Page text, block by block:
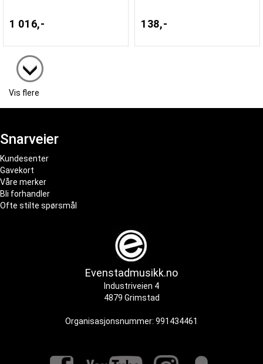
1 016,- 138,-
Vis flere
Snarveier
Kundesenter
Gavekort
Våre merker
Bli forhandler
Ofte stilte spørsmål
Evenstadmusikk.no
Industriveien 4
4879 Grimstad
Organisasjonsnummer: 991434461